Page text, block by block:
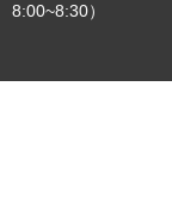
8:00~8:30）